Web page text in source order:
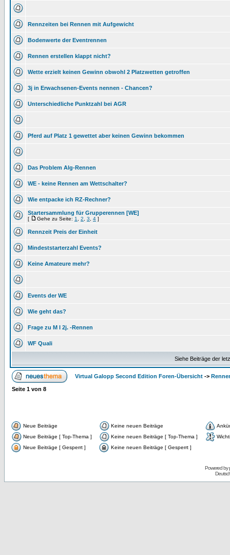
Rennzeiten bei Rennen mit Aufgewicht
Bodenwerte der Eventrennen
Rennen erstellen klappt nicht?
Wette erzielt keinen Gewinn obwohl 2 Platzwetten getroffen
3j in Erwachsenen-Events nennen - Chancen?
Unterschiedliche Punktzahl bei AGR
Pferd auf Platz 1 gewettet aber keinen Gewinn bekommen
Das Problem Alg-Rennen
WE - keine Rennen am Wettschalter?
Wie entpacke ich RZ-Rechner?
Startersammlung für Grupperennen [WE]
[ Gehe zu Seite: 1 2 3 4 ]
Rennzeit Preis der Einheit
Mindeststarterzahl Events?
Keine Amateure mehr?
Events der WE
Wie geht das?
Frage zu M I 2j. -Rennen
WF Quali
Siehe Beiträge der
Virtual Galopp Second Edition Foren-Übersicht ->
Seite 1 von 8
Neue Beiträge Keine neuen Beiträge
Neue Beiträge [ Top-Thema ]
Keine neuen Beiträge [ Top-Thema ]
Neue Beiträge [ Gesperrt ]
Keine neuen Beiträge [ Gesperrt ]
Powered by